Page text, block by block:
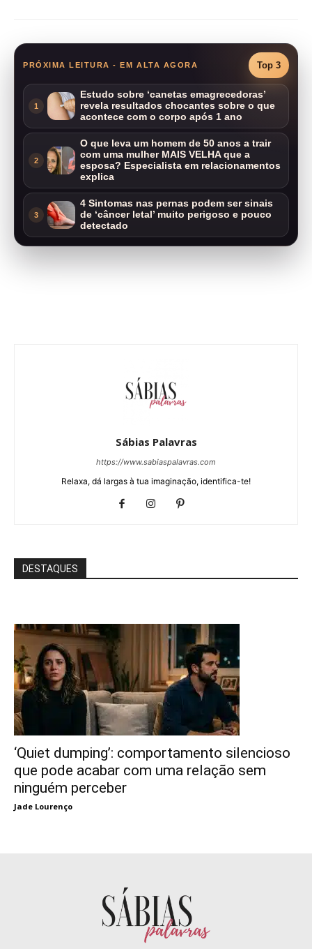
PRÓXIMA LEITURA - EM ALTA AGORA Top 3
1
Estudo sobre ‘canetas emagrecedoras’
revela resultados chocantes sobre o que
acontece com o corpo após 1 ano
2
O que leva um homem de 50 anos a trair
com uma mulher MAIS VELHA que a
esposa? Especialista em relacionamentos
explica
3
4 Sintomas nas pernas podem ser sinais
de ‘câncer letal’ muito perigoso e pouco
detectado
Sábias Palavras
https://www.sabiaspalavras.com
Relaxa, dá largas à tua imaginação, identifica-te!
DESTAQUES
‘Quiet dumping’: comportamento silencioso
que pode acabar com uma relação sem
ninguém perceber
Jade Lourenço